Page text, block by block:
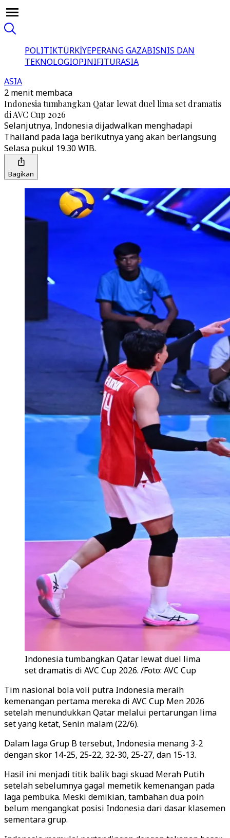
POLITIKTÜRKİYEPERANG GAZABISNIS DAN
TEKNOLOGIOPINIFITURASIA
ASIA
2 menit membaca
Indonesia tumbangkan Qatar lewat duel lima set dramatis
di AVC Cup 2026
Selanjutnya, Indonesia dijadwalkan menghadapi
Thailand pada laga berikutnya yang akan berlangsung
Selasa pukul 19.30 WIB.
Bagikan
Indonesia tumbangkan Qatar lewat duel lima
set dramatis di AVC Cup 2026. /Foto: AVC Cup
Tim nasional bola voli putra Indonesia meraih
kemenangan pertama mereka di AVC Cup Men 2026
setelah menundukkan Qatar melalui pertarungan lima
set yang ketat, Senin malam (22/6).
Dalam laga Grup B tersebut, Indonesia menang 3-2
dengan skor 14-25, 25-22, 32-30, 25-27, dan 15-13.
Hasil ini menjadi titik balik bagi skuad Merah Putih
setelah sebelumnya gagal memetik kemenangan pada
laga pembuka. Meski demikian, tambahan dua poin
belum mengangkat posisi Indonesia dari dasar klasemen
sementara grup.